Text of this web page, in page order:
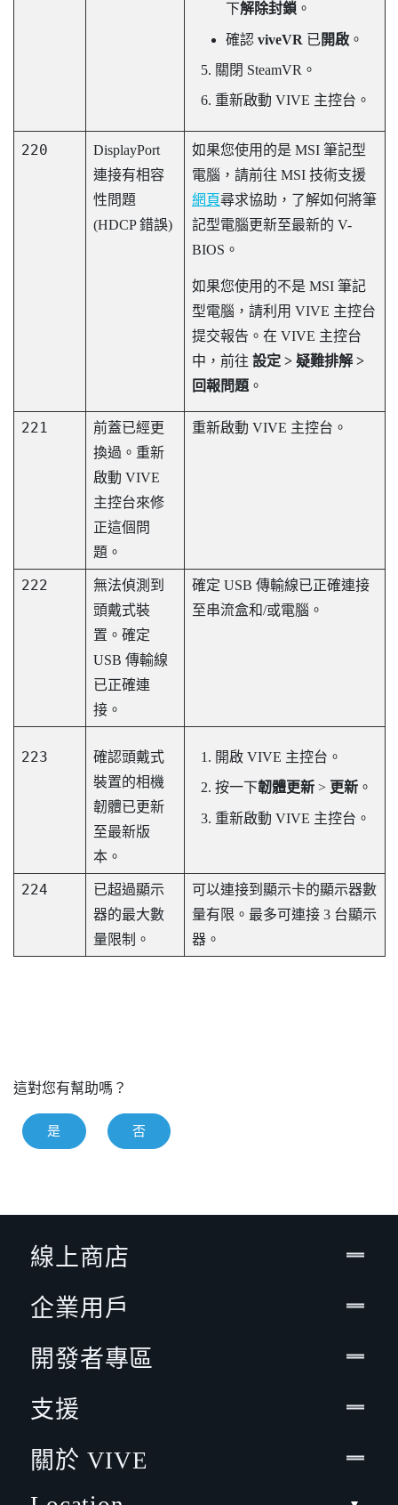
下解除封鎖 。
確認viveVR 已開啟 。
關閉 SteamVR 。
重新啟動 VIVE 主控台 。
220
DisplayPort
連接有相容
性問題
(HDCP 錯誤)
如果您使用的是 MSI 筆記型
電腦，請前往 MSI 技術支援
網頁尋求協助，了解如何將筆
記型電腦更新至最新的 V-
BIOS。
如果您使用的不是 MSI 筆記
型電腦，請利用 VIVE 主控台
提交報告。在 VIVE 主控台
中，前往 設定 > 疑難排解 >
回報問題 。
221
前蓋已經更
換過。重新
啟動 VIVE
主控台來修
正這個問
題。
重新啟動 VIVE 主控台 。
222
無法偵測到
頭戴式裝
置。確定
USB 傳輸線
已正確連
接。
確定 USB 傳輸線已正確連接
至串流盒和/或電腦。
223
確認頭戴式
裝置的相機
韌體已更新
至最新版
本。
開啟 VIVE 主控台 。
按一下韌體更新> 更新。
重新啟動 VIVE 主控台 。
224
已超過顯示
器的最大數
量限制。
可以連接到顯示卡的顯示器數
量有限。最多可連接 3 台顯示
器。
這對您有幫助嗎？
是 否
線上商店
企業用戶
開發者專區
支援
關於 VIVE